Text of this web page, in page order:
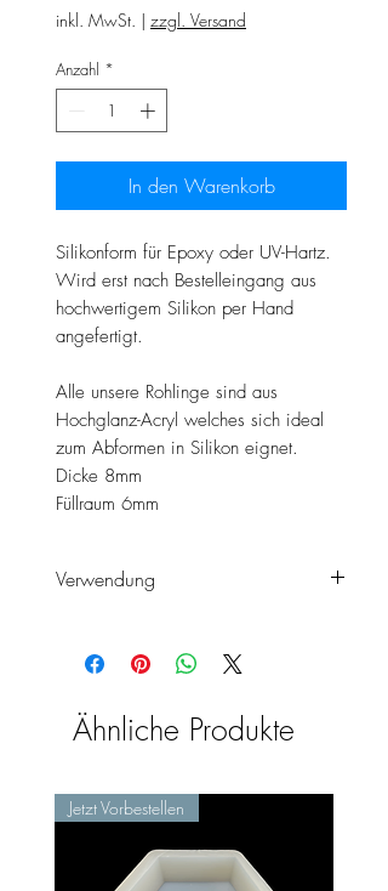
inkl. MwSt. | zzgl. Versand
Anzahl *
In den Warenkorb
Silikonform für Epoxy oder UV-Hartz.
Wird erst nach Bestelleingang aus
hochwertigem Silikon per Hand
angefertigt.
Alle unsere Rohlinge sind aus
Hochglanz-Acryl welches sich ideal
zum Abformen in Silikon eignet.
Dicke 8mm
Füllraum 6mm
Verwendung
als Fenstershaker als auch als
Ähnliche Produkte
Jetzt Vorbestellen